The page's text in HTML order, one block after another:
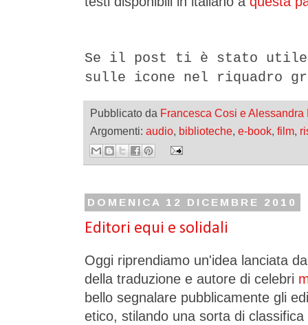
Se il post ti è stato
sulle icone nel riquadro
Pubblicato da Francesca Cosi e Alessandra
Argomenti: audio, biblioteche, e-book, film,
DOMENICA 12 DICEMBRE 2010
Editori equi e solidali
Oggi riprendiamo un'idea lanciata
della traduzione e autore di celebri
bello segnalare pubblicamente gli
etico, stilando una sorta di